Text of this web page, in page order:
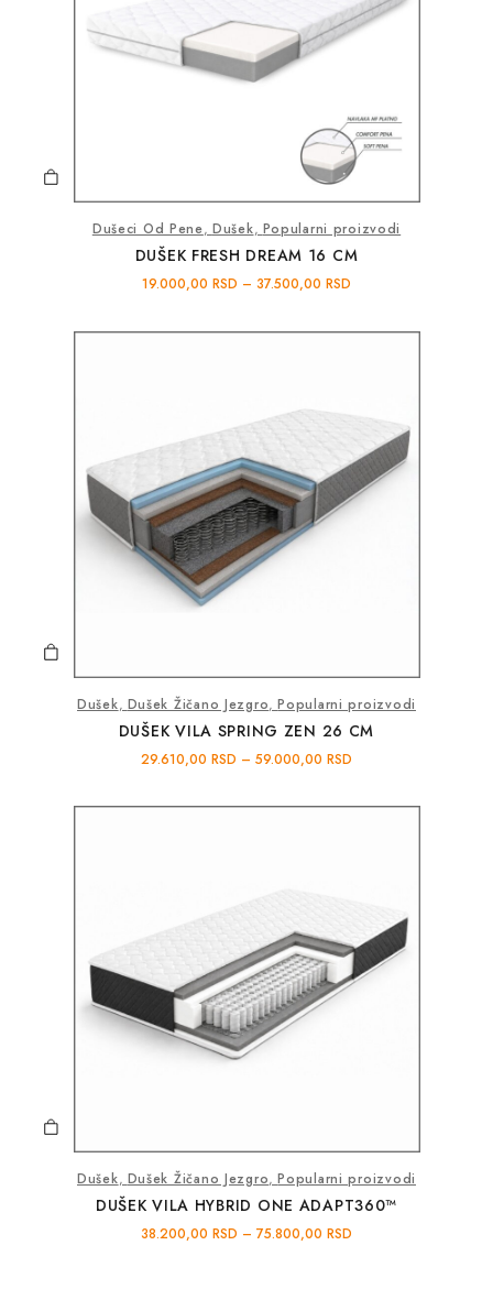
Dušeci Od Pene, Dušek, Popularni proizvodi
DUŠEK FRESH DREAM 16 CM
19.000,00 RSD – 37.500,00 RSD
Dušek, Dušek Žičano Jezgro,Popularni proizvodi
DUŠEK VILA SPRING ZEN 26 CM
29.610,00 RSD – 59.000,00 RSD
Dušek, Dušek Žičano Jezgro,Popularni proizvodi
DUŠEK VILA HYBRID ONE ADAPT360™
38.200,00 RSD – 75.800,00 RSD